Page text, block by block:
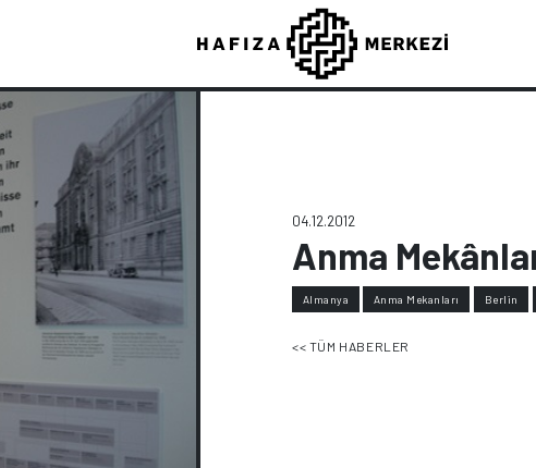
04.12.2012
Anma
Almanya Anma Mekanları Berlin
<< TÜM HABERLER